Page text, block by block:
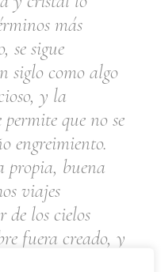
más
se sigue
siglo como algo
y la
que no se
engreimiento.
propia, buena
viajes
de los cielos
fuera creado, y